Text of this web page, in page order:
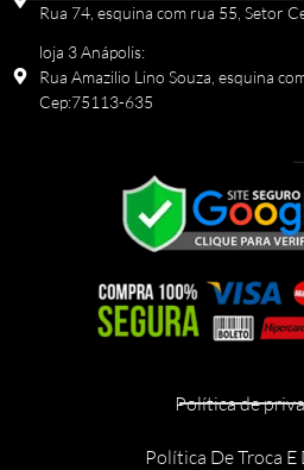
Rua 74, esquina com rua 55, Setor
loja 3 Anápolis:
Rua Amazilio Lino Souza, esquina
Cep:75113-635
Política de
Política De Troca